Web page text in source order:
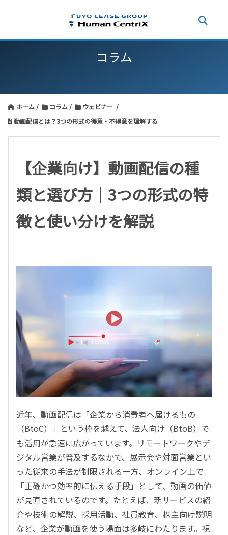
コラム
ホーム コラム
ウェビナー
動画配信とは？3つの形式の得意・不得意を理解する
【企業向け】動画配信の種
類と選び方｜3つの形式の特
徴と使い分けを解説
近年、動画配信は「企業から消費者へ届けるもの
（BtoC）」という枠を越えて、法人向け（BtoB）で
も活用が急速に広がっています。リモートワークやデ
ジタル営業が普及するなかで、展示会や対面営業とい
った従来の手法が制限される一方、オンライン上で
「正確かつ効率的に伝える手段」として、動画の価値
が見直されているのです。たとえば、新サービスの紹
介や技術の解説、採用活動、社員教育、株主向け説明
など、企業が動画を使う場面は多岐にわたります。視